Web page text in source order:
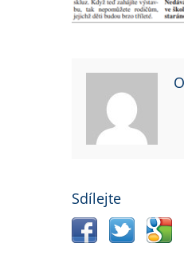
Sdílejte